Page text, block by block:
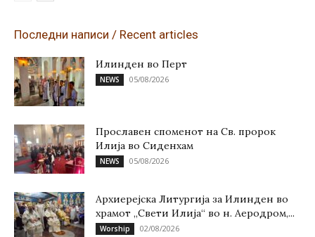
Последни написи / Recent articles
Илинден во Перт
NEWS 05/08/2026
Прославен споменот на Св. пророк
Илија во Сиденхам
NEWS 05/08/2026
Архиерејска Литургија за Илинден во
храмот „Свети Илија“ во н. Аеродром,...
Worship 02/08/2026